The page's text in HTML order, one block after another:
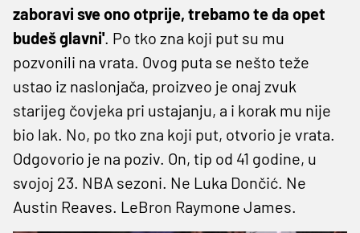
zaboravi sve ono otprije, trebamo te da opet
budeš glavni'. Po tko zna koji put su mu
pozvonili na vrata. Ovog puta se nešto teže
ustao iz naslonjača, proizveo je onaj zvuk
starijeg čovjeka pri ustajanju, a i korak mu nije
bio lak. No, po tko zna koji put, otvorio je vrata.
Odgovorio je na poziv. On, tip od 41 godine, u
svojoj 23. NBA sezoni. Ne Luka Dončić. Ne
Austin Reaves. LeBron Raymone James.